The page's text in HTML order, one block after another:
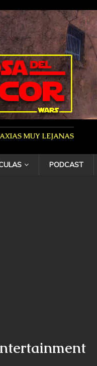
MUY LEJANAS
PODCAST